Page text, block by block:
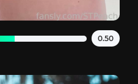
0.50